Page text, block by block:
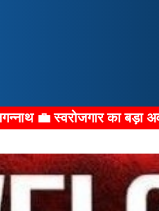
अवसर: 💼 हमारे माध्यम से